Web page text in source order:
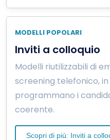
MODELLI POPOLARI
Inviti a colloquio
Modelli riutilizzabili di
screening telefonico,
programmano i
coerente.
Scopri di più: Inviti a